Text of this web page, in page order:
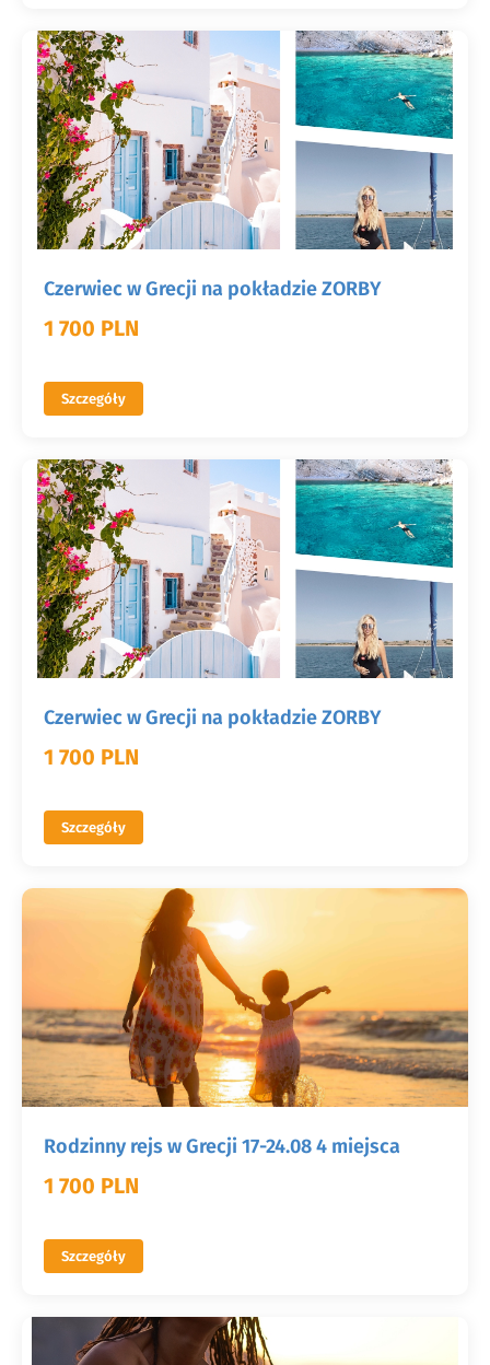
Czerwiec w Grecji na pokładzie ZORBY
1 700 PLN
Szczegóły
Czerwiec w Grecji na pokładzie ZORBY
1 700 PLN
Szczegóły
Rodzinny rejs w Grecji 17-24.08 4 miejsca
1 700 PLN
Szczegóły